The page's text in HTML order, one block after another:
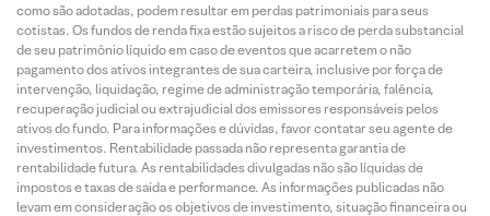
como são adotadas, podem resultar em perdas patrimoniais para seus
cotistas. Os fundos de renda fixa estão sujeitos a risco de perda substancial
de seu patrimônio líquido em caso de eventos que acarretem o não
pagamento dos ativos integrantes de sua carteira, inclusive por força de
intervenção, liquidação, regime de administração temporária, falência,
recuperação judicial ou extrajudicial dos emissores responsáveis pelos
ativos do fundo. Para informações e dúvidas, favor contatar seu agente de
investimentos. Rentabilidade passada não representa garantia de
rentabilidade futura. As rentabilidades divulgadas não são líquidas de
impostos e taxas de saída e performance. As informações publicadas não
levam em consideração os objetivos de investimento, situação financeira ou